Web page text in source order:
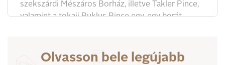
szekszárdi Mészáros Borház, illetve Takler Pince,
valamint a tokaji Puklus Pince egy-egy borát
Olvasson bele legújabb